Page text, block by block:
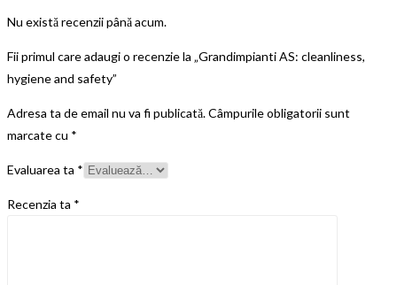
Nu există recenzii până acum.
Fii primul care adaugi o recenzie la „Grandimpianti AS: cleanliness,
hygiene and safety”
Adresa ta de email nu va fi publicată.Câmpurile obligatorii sunt
marcate cu *
Evaluarea ta *
Recenzia ta *